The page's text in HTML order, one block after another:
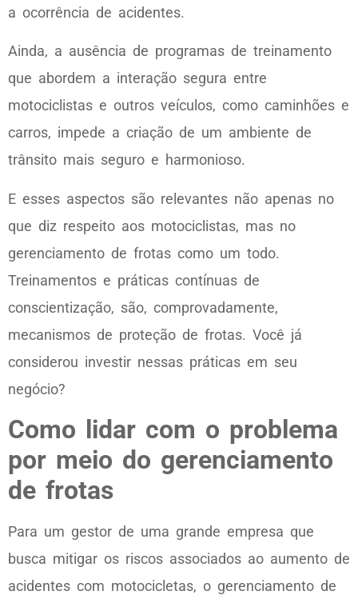
a ocorrência de acidentes.
Ainda, a ausência de programas de treinamento
que abordem a interação segura entre
motociclistas e outros veículos, como caminhões e
carros, impede a criação de um ambiente de
trânsito mais seguro e harmonioso.
E esses aspectos são relevantes não apenas no
que diz respeito aos motociclistas, mas no
gerenciamento de frotas como um todo.
Treinamentos e práticas contínuas de
conscientização, são, comprovadamente,
mecanismos de proteção de frotas. Você já
considerou investir nessas práticas em seu
negócio?
Como lidar com o problema
por meio do gerenciamento
de frotas
Para um gestor de uma grande empresa que
busca mitigar os riscos associados ao aumento de
acidentes com motocicletas, o gerenciamento de